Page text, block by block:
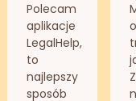
Polecam
aplikacje
LegalHelp,
to
najlepszy
sposób